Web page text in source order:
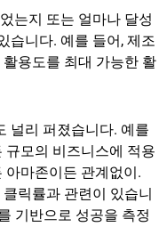
는지 또는 얼마나 달성
습니다. 예를 들어, 제조
용도를 최대 가능한 활
널리 퍼졌습니다. 예를
규모의 비즈니스에 적용
마존이든 관계없이.
릭률과 관련이 있습니
기반으로 성공을 측정